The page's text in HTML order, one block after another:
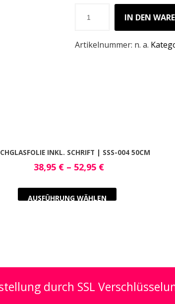
IN DEN
Artikelnummer: n. a.
INKL. SCHRIFT | SSS-004 50CM
38,95 € – 52,95 €
AUSFÜHRUNG WÄHLEN
durch SSL